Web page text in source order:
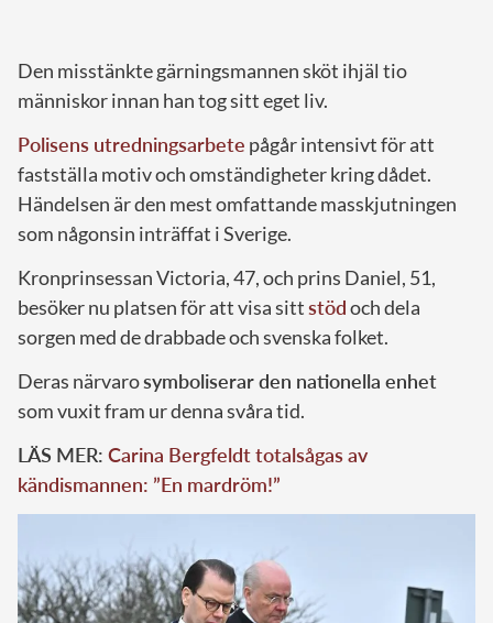
Den misstänkte gärningsmannen sköt ihjäl tio
människor innan han tog sitt eget liv.
Polisens utredningsarbete pågår intensivt för att
fastställa motiv och omständigheter kring dådet.
Händelsen är den mest omfattande masskjutningen
som någonsin inträffat i Sverige.
Kronprinsessan Victoria, 47, och prins Daniel, 51,
besöker nu platsen för att visa sittstödoch dela
sorgen med de drabbade och svenska folket.
Deras närvarosymboliserar den nationella enhet
som vuxit fram ur denna svåra tid.
LÄS MER: Carina Bergfeldt totalsågas av
kändismannen: ”En mardröm!”